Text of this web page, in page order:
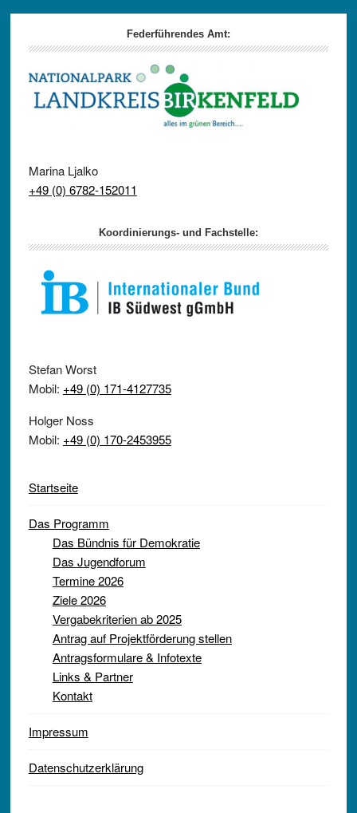
Footer Federführendes Amt:
Marina Ljalko
+49 (0) 6782-152011
Koordinierungs- und Fachstelle:
Stefan Worst
Mobil: +49 (0) 171-4127735
Holger Noss
Mobil: +49 (0) 170-2453955
Startseite
Das Programm
Das Bündnis für Demokratie
Das Jugendforum
Termine 2026
Ziele 2026
Vergabekriterien ab 2025
Antrag auf Projektförderung stellen
Antragsformulare & Infotexte
Links & Partner
Kontakt
Impressum
Datenschutzerklärung